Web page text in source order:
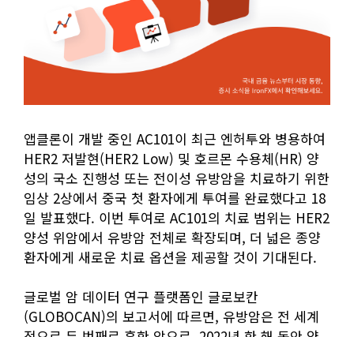
앱클론이 개발 중인 AC101이 최근 엔허투와 병용하여
HER2 저발현(HER2 Low) 및 호르몬 수용체(HR) 양
성의 국소 진행성 또는 전이성 유방암을 치료하기 위한
임상 2상에서 중국 첫 환자에게 투여를 완료했다고 18
일 발표했다. 이번 투여로 AC101의 치료 범위는 HER2
양성 위암에서 유방암 전체로 확장되며, 더 넓은 종양
환자에게 새로운 치료 옵션을 제공할 것이 기대된다.
글로벌 암 데이터 연구 플랫폼인 글로보칸
(GLOBOCAN)의 보고서에 따르면, 유방암은 전 세계